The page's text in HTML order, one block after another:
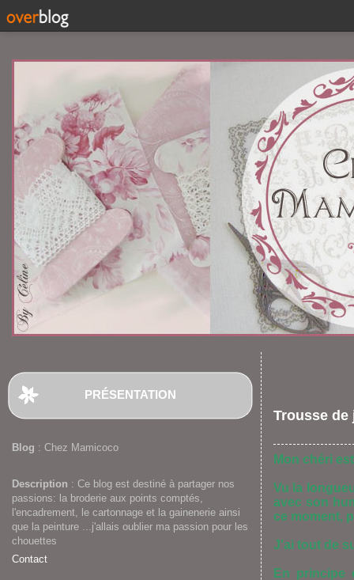
PRÉSENTATION
Blog : Chez Mamicoco
Description : Ce blog est destiné à partager nos
passions: la broderie aux points comptés,
l'encadrement, le cartonnage et la gainenerie ainsi
que la peinture ...j'allais oublier ma passion pour les
chouettes
Contact
Trousse de
Mon chéri est
Vu la
avec son
ce moment,
J'ai tout de
En principe